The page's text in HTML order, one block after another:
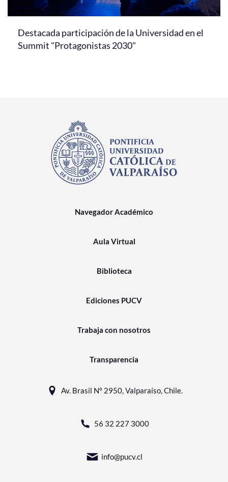
Destacada participación de la Universidad en el
Summit "Protagonistas 2030"
Navegador Académico
Aula Virtual
Biblioteca
Ediciones PUCV
Trabaja con nosotros
Transparencia
Av. Brasil N° 2950, Valparaíso, Chile.
56 32 227 3000
info@pucv.cl